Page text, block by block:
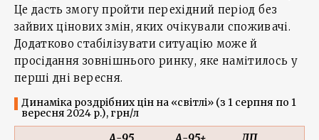
Це дасть змогу пройти перехідний період без
зайвих цінових змін, яких очікували споживачі.
Додатково стабілізувати ситуацію може й
просідання зовнішнього ринку, яке намітилось у
перші дні вересня.
Динаміка роздрібних цін на «світлі» (з 1 серпня по 1
вересня 2024 р.), грн/л